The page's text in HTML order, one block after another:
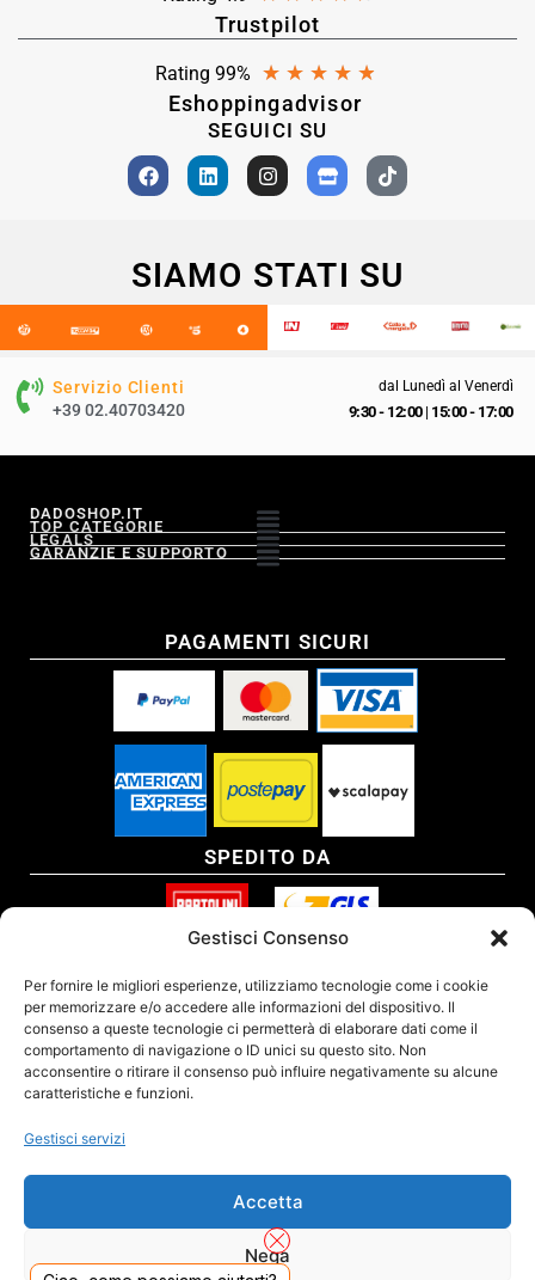
Gestisci Consenso
Per fornire le migliori esperienze, utilizziamo tecnologie come i cookie
per memorizzare e/o accedere alle informazioni del dispositivo. Il
consenso a queste tecnologie ci permetterà di elaborare dati come il
comportamento di navigazione o ID unici su questo sito. Non
acconsentire o ritirare il consenso può influire negativamente su alcune
caratteristiche e funzioni.
Gestisci servizi
Accetta
Nega
Trustpilot
Rating 99% ★ ★ ★ ★ ★
Eshoppingadvisor
SEGUICI SU
SIAMO STATI SU
Servizio Clienti
+39 02.40703420
dal Lunedì al Venerdì
9:30 - 12:00| 15:00 - 17:00
DADOSHOP.IT
TOP CATEGORIE
LEGALS
GARANZIE E SUPPORTO
PAGAMENTI SICURI
SPEDITO DA